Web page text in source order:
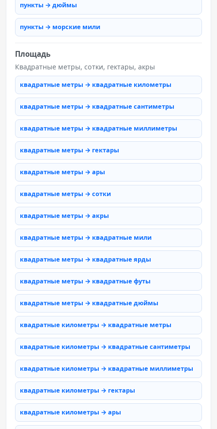
пункты → дюймы
пункты → морские мили
Площадь
Квадратные метры, сотки, гектары, акры
квадратные метры → квадратные километры
квадратные метры → квадратные сантиметры
квадратные метры → квадратные миллиметры
квадратные метры → гектары
квадратные метры → ары
квадратные метры → сотки
квадратные метры → акры
квадратные метры → квадратные мили
квадратные метры → квадратные ярды
квадратные метры → квадратные футы
квадратные метры → квадратные дюймы
квадратные километры → квадратные метры
квадратные километры → квадратные сантиметры
квадратные километры → квадратные миллиметры
квадратные километры → гектары
квадратные километры → ары